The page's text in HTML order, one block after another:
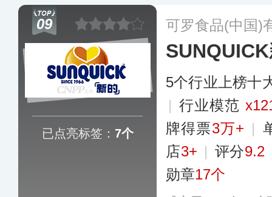
09
已点亮标签： 7个
可罗食品(中国)
5个行业上榜十
| 行业模范
牌得票3万+ |
店3+ | 评分9.2
勋章17个